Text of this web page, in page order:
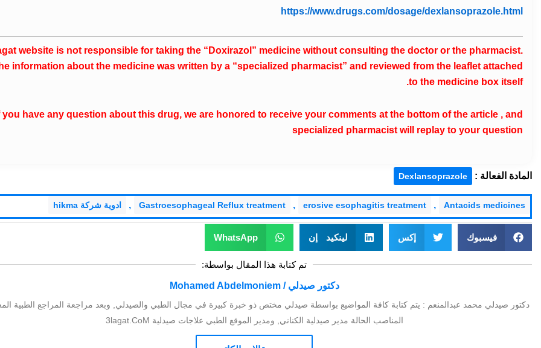
https://www.drugs.com/dosage/dexlansoprazole.html
website is not responsible for taking the “Doxirazol” medicine without consulting the doctor or the pharmacist.
information about the medicine was written by a “specialized pharmacist” and reviewed from the leaflet attached
to the medicine box itself.
you have any question about this drug, we are honored to receive your comments at the bottom of the article , and
specialized pharmacist will replay to your question
المادة الفعالة : Dexlansoprazole
Antacids medicines
,
erosive esophagitis treatment
,
Gastroesophageal Reflux treatment
, ادوية شركة hikma
فيسبوك إكس لينكيد إن WhatsApp
تم كتابة هذا المقال بواسطة:
دكتور صيدلي / Mohamed Abdelmoniem
دكتور صيدلي محمد عبدالمنعم : يتم كتابة كافة المواضيع بواسطة صيدلي مختص ذو خبرة كبيرة في مجال الطبي والصيدلي, وبعد مراجعة المراجع الطبية
المناصب الحالة مدير صيدلية الكناني, ومدير الموقع الطبي علاجات صيدلية 3lagat.CoM